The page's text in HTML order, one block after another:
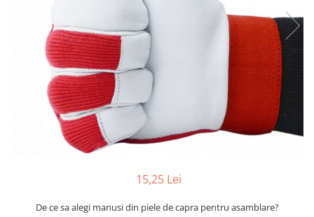
Cricuri Auto Hidraulice
Pneumatice si Trapezoidale
Cricuri hidraulice
Cricuri pneumatice
Cricuri trapezoidale
Feon Electric
Generatoare curent
Masini de gaurit si Insurubat
Motocositoare si Motosape
Nivela laser
Pistol de vopsit
Rotopercutoare si bormasini
Taiat gresie si faianta
umidificatoare
15,25 Lei
De ce sa alegi manusi din piele de capra pentru asamblare?